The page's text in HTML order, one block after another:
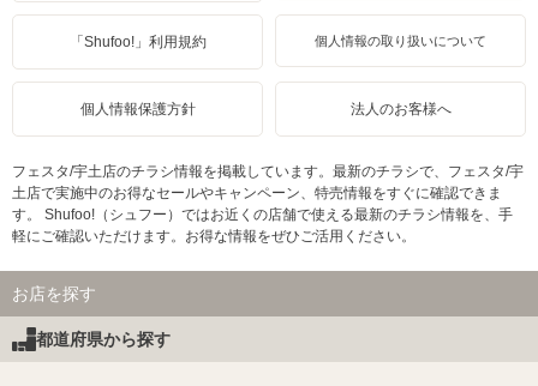
「Shufoo!」利用規約 個人情報の取り扱いについて
個人情報保護方針 法人のお客様へ
フェスタ/宇土店のチラシ情報を掲載しています。最新のチラシで、フェスタ/宇
土店で実施中のお得なセールやキャンペーン、特売情報をすぐに確認できま
す。 Shufoo!（シュフー）ではお近くの店舗で使える最新のチラシ情報を、手
軽にご確認いただけます。お得な情報をぜひご活用ください。
お店を探す
都道府県から探す